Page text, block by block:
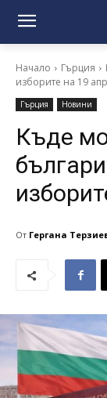
Начало Гърция
изборите на 19
Гърция Новини
Къде
От Гергана